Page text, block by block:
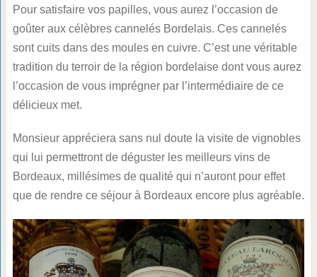
Pour satisfaire vos papilles, vous aurez l’occasion de
goûter aux célèbres cannelés Bordelais. Ces cannelés
sont cuits dans des moules en cuivre. C’est une véritable
tradition du terroir de la région bordelaise dont vous aurez
l’occasion de vous imprégner par l’intermédiaire de ce
délicieux met.
Monsieur appréciera sans nul doute la visite de vignobles
qui lui permettront de déguster les meilleurs vins de
Bordeaux, millésimes de qualité qui n’auront pour effet
que de rendre ce séjour à Bordeaux encore plus agréable.